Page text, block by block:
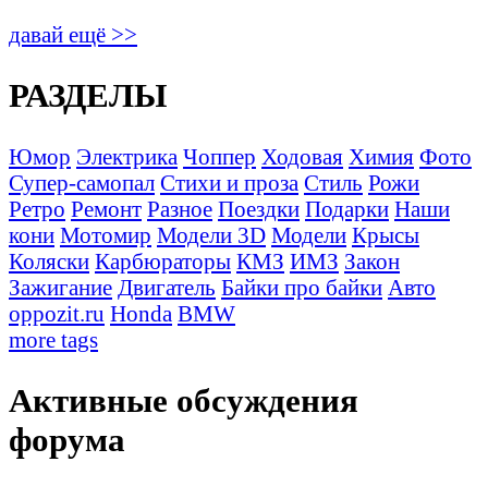
давай ещё >>
РАЗДЕЛЫ
Юмор Электрика Чоппер Ходовая Химия Фото
Супер-самопал Стихи и проза Стиль Рожи
Ретро Ремонт Разное Поездки Подарки Наши
кони Мотомир Модели 3D Модели Крысы
Коляски Карбюраторы КМЗ ИМЗ Закон
Зажигание Двигатель Байки про байки Авто
oppozit.ru Honda BMW
more tags
Активные обсуждения
форума